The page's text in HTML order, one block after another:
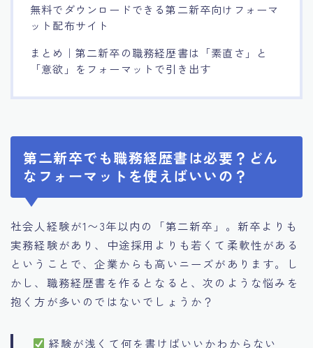
無料でダウンロードできる第二新卒向けフォーマ
ット配布サイト
まとめ｜第二新卒の職務経歴書は「素直さ」と
「意欲」をフォーマットで引き出す
第二新卒でも職務経歴書は必要？どん
なフォーマットを使えばいいの？
社会人経験が1〜3年以内の「第二新卒」。新卒よりも
実務経験があり、中途採用よりも若くて柔軟性がある
ということで、企業からも高いニーズがあります。し
かし、職務経歴書を作るとなると、次のような悩みを
抱く方が多いのではないでしょうか？
経験が浅くて何を書けばいいかわからない